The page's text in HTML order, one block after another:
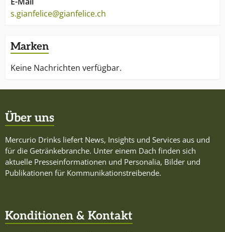
s.gianfelice@gianfelice.ch
Marken
Keine Nachrichten verfügbar.
Über uns
Mercurio Drinks liefert News, Insights und Services aus und
für die Getränkebranche. Unter einem Dach finden sich
aktuelle Presseinformationen und Personalia, Bilder und
Publikationen für Kommunikationstreibende.
Konditionen & Kontakt